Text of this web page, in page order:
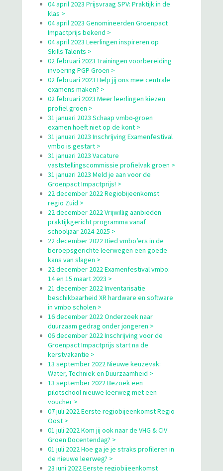
04 april 2023 Prijsvraag SPV: Praktijk in de
klas >
04 april 2023 Genomineerden Groenpact
Impactprijs bekend >
04 april 2023 Leerlingen inspireren op
Skills Talents >
02 februari 2023 Trainingen voorbereiding
invoering PGP Groen >
02 februari 2023 Help jij ons mee centrale
examens maken? >
02 februari 2023 Meer leerlingen kiezen
profiel groen >
31 januari 2023 Schaap vmbo-groen
examen hoeft niet op de kont >
31 januari 2023 Inschrijving Examenfestival
vmbo is gestart >
31 januari 2023 Vacature
vaststellingscommissie profielvak groen >
31 januari 2023 Meld je aan voor de
Groenpact Impactprijs! >
22 december 2022 Regiobijeenkomst
regio Zuid >
22 december 2022 Vrijwillig aanbieden
praktijkgericht programma vanaf
schooljaar 2024-2025 >
22 december 2022 Bied vmbo’ers in de
beroepsgerichte leerwegen een goede
kans van slagen >
22 december 2022 Examenfestival vmbo:
14 en 15 maart 2023 >
21 december 2022 Inventarisatie
beschikbaarheid XR hardware en software
in vmbo scholen >
16 december 2022 Onderzoek naar
duurzaam gedrag onder jongeren >
06 december 2022 Inschrijving voor de
Groenpact Impactprijs start na de
kerstvakantie >
13 september 2022 Nieuwe keuzevak:
Water, Techniek en Duurzaamheid >
13 september 2022 Bezoek een
pilotschool nieuwe leerweg met een
voucher >
07 juli 2022 Eerste regiobijeenkomst Regio
Oost >
01 juli 2022 Kom jij ook naar de VHG & CIV
Groen Docentendag? >
01 juli 2022 Hoe ga je je straks profileren in
de nieuwe leerweg? >
23 juni 2022 Eerste regiobijeenkomst